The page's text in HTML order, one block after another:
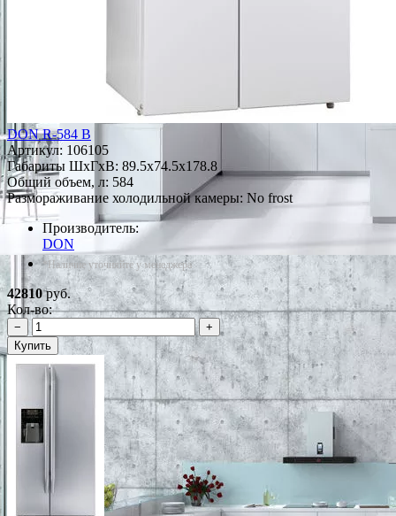
DON R-584 B
Артикул: 106105
Габариты ШxГxВ: 89.5x74.5x178.8
Общий объем, л: 584
Размораживание холодильной камеры: No frost
Производитель:
DON
*Наличие уточняйте у менеджера
42810руб.
Кол-во:
−
+
Купить